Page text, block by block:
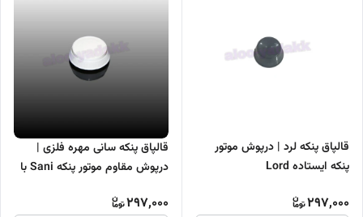
قالپاق پنکه لرد | درپوش موتور
پنکه ایستاده Lord
297,000
قالپاق پنکه سانی مهره فلزی |
درپوش مقاوم موتور پنکه Sani با
297,000